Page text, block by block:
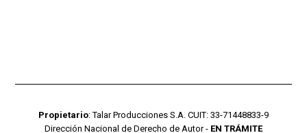
Propietario: Talar Producciones S.A. CUIT: 33-71448833-9
Dirección Nacional de Derecho de Autor - EN TRÁMITE